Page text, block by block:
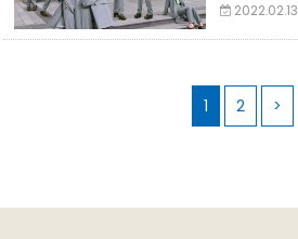
2022.02.13
1 2 >